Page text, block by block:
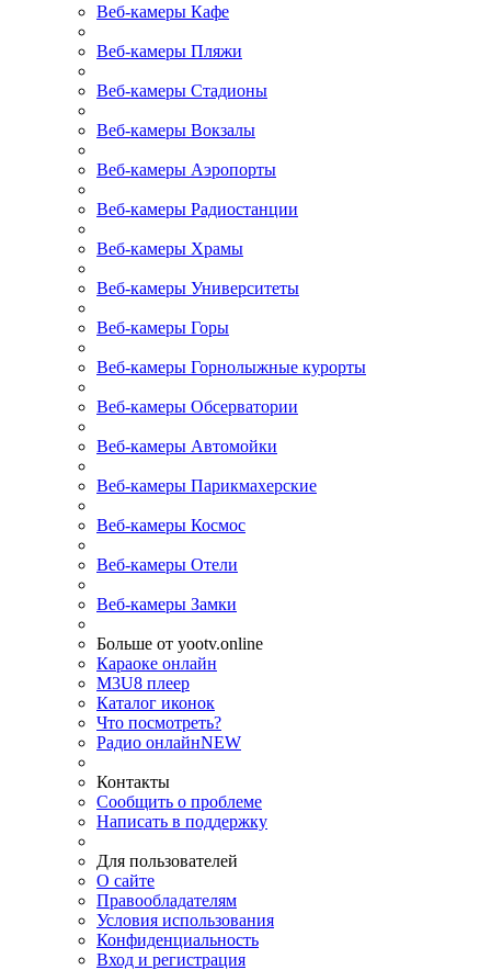
Веб-камеры Кафе
Веб-камеры Пляжи
Веб-камеры Стадионы
Веб-камеры Вокзалы
Веб-камеры Аэропорты
Веб-камеры Радиостанции
Веб-камеры Храмы
Веб-камеры Университеты
Веб-камеры Горы
Веб-камеры Горнолыжные курорты
Веб-камеры Обсерватории
Веб-камеры Автомойки
Веб-камеры Парикмахерские
Веб-камеры Космос
Веб-камеры Отели
Веб-камеры Замки
Больше от yootv.online
Караоке онлайн
M3U8 плеер
Каталог иконок
Что посмотреть?
Радио онлайнNEW
Контакты
Сообщить о проблеме
Написать в поддержку
Для пользователей
О сайте
Правообладателям
Условия использования
Конфиденциальность
Вход и регистрация